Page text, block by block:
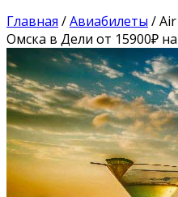
Главная /Авиабилеты /
Омска в Дели от 15900₽